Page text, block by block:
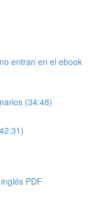
entran en el ebook
(34:48)
PDF